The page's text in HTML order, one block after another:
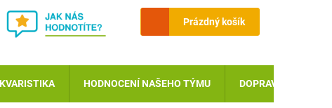
Nákupní
košík
Prázdný košík
HODNOCENÍ NAŠEHO TÝMU DOPRAVA A PLATBA